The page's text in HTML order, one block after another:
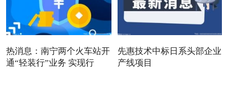
热消息：南宁两个火车站开
通“轻装行”业务 实现行
先惠技术中标日系头部企业
产线项目